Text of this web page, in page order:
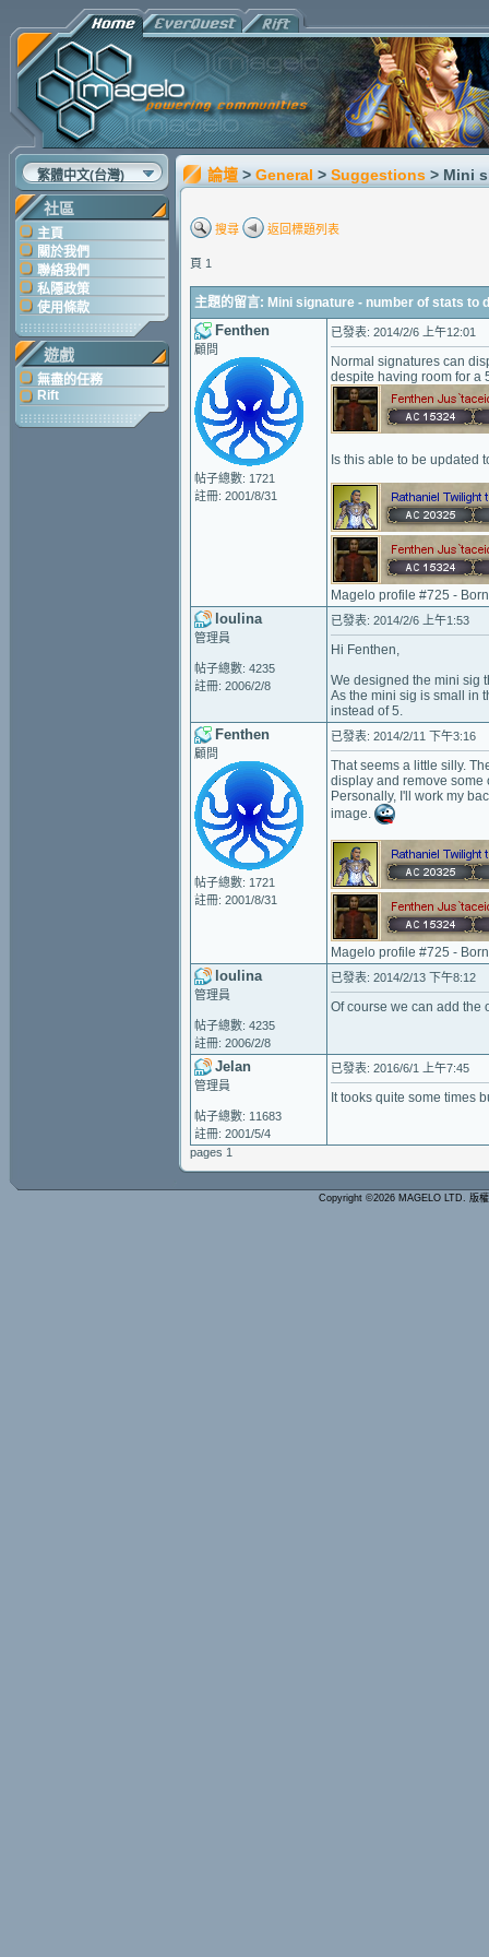
繁體中文(台灣)
社區
主頁
關於我們
聯絡我們
私隱政策
使用條款
遊戲
無盡的任務
Rift
論壇 > General > Suggestions > Mini
搜尋 返回標題列表
頁 1
主題的留言: Mini signature - number of stats to
Fenthen
顧問
帖子總數: 1721
註冊: 2001/8/31
已發表: 2014/2/6 上午12:01
Normal signatures can
despite having room for a
Is this able to be updated
Magelo profile #725 -
loulina
管理員
帖子總數: 4235
註冊: 2006/2/8
已發表: 2014/2/6 上午1:53
Hi Fenthen,
We designed the mini sig
As the mini sig is small in
instead of 5.
Fenthen
顧問
帖子總數: 1721
註冊: 2001/8/31
已發表: 2014/2/11 下午3:16
That seems a little silly.
display and remove some
Personally, I'll work my
image.
Magelo profile #725 -
loulina
管理員
帖子總數: 4235
註冊: 2006/2/8
已發表: 2014/2/13 下午8:12
Of course we can add the
Jelan
管理員
帖子總數: 11683
註冊: 2001/5/4
已發表: 2016/6/1 上午7:45
It tooks quite some times
pages 1
Copyright ©2026 MAGELO LTD. 版